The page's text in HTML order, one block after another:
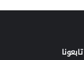
تابعونا